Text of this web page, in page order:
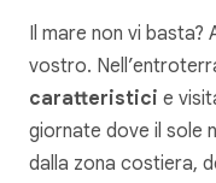
Il mare non vi
vostro.
caratteristici e
giornate dove il sole
dalla zona costiera,